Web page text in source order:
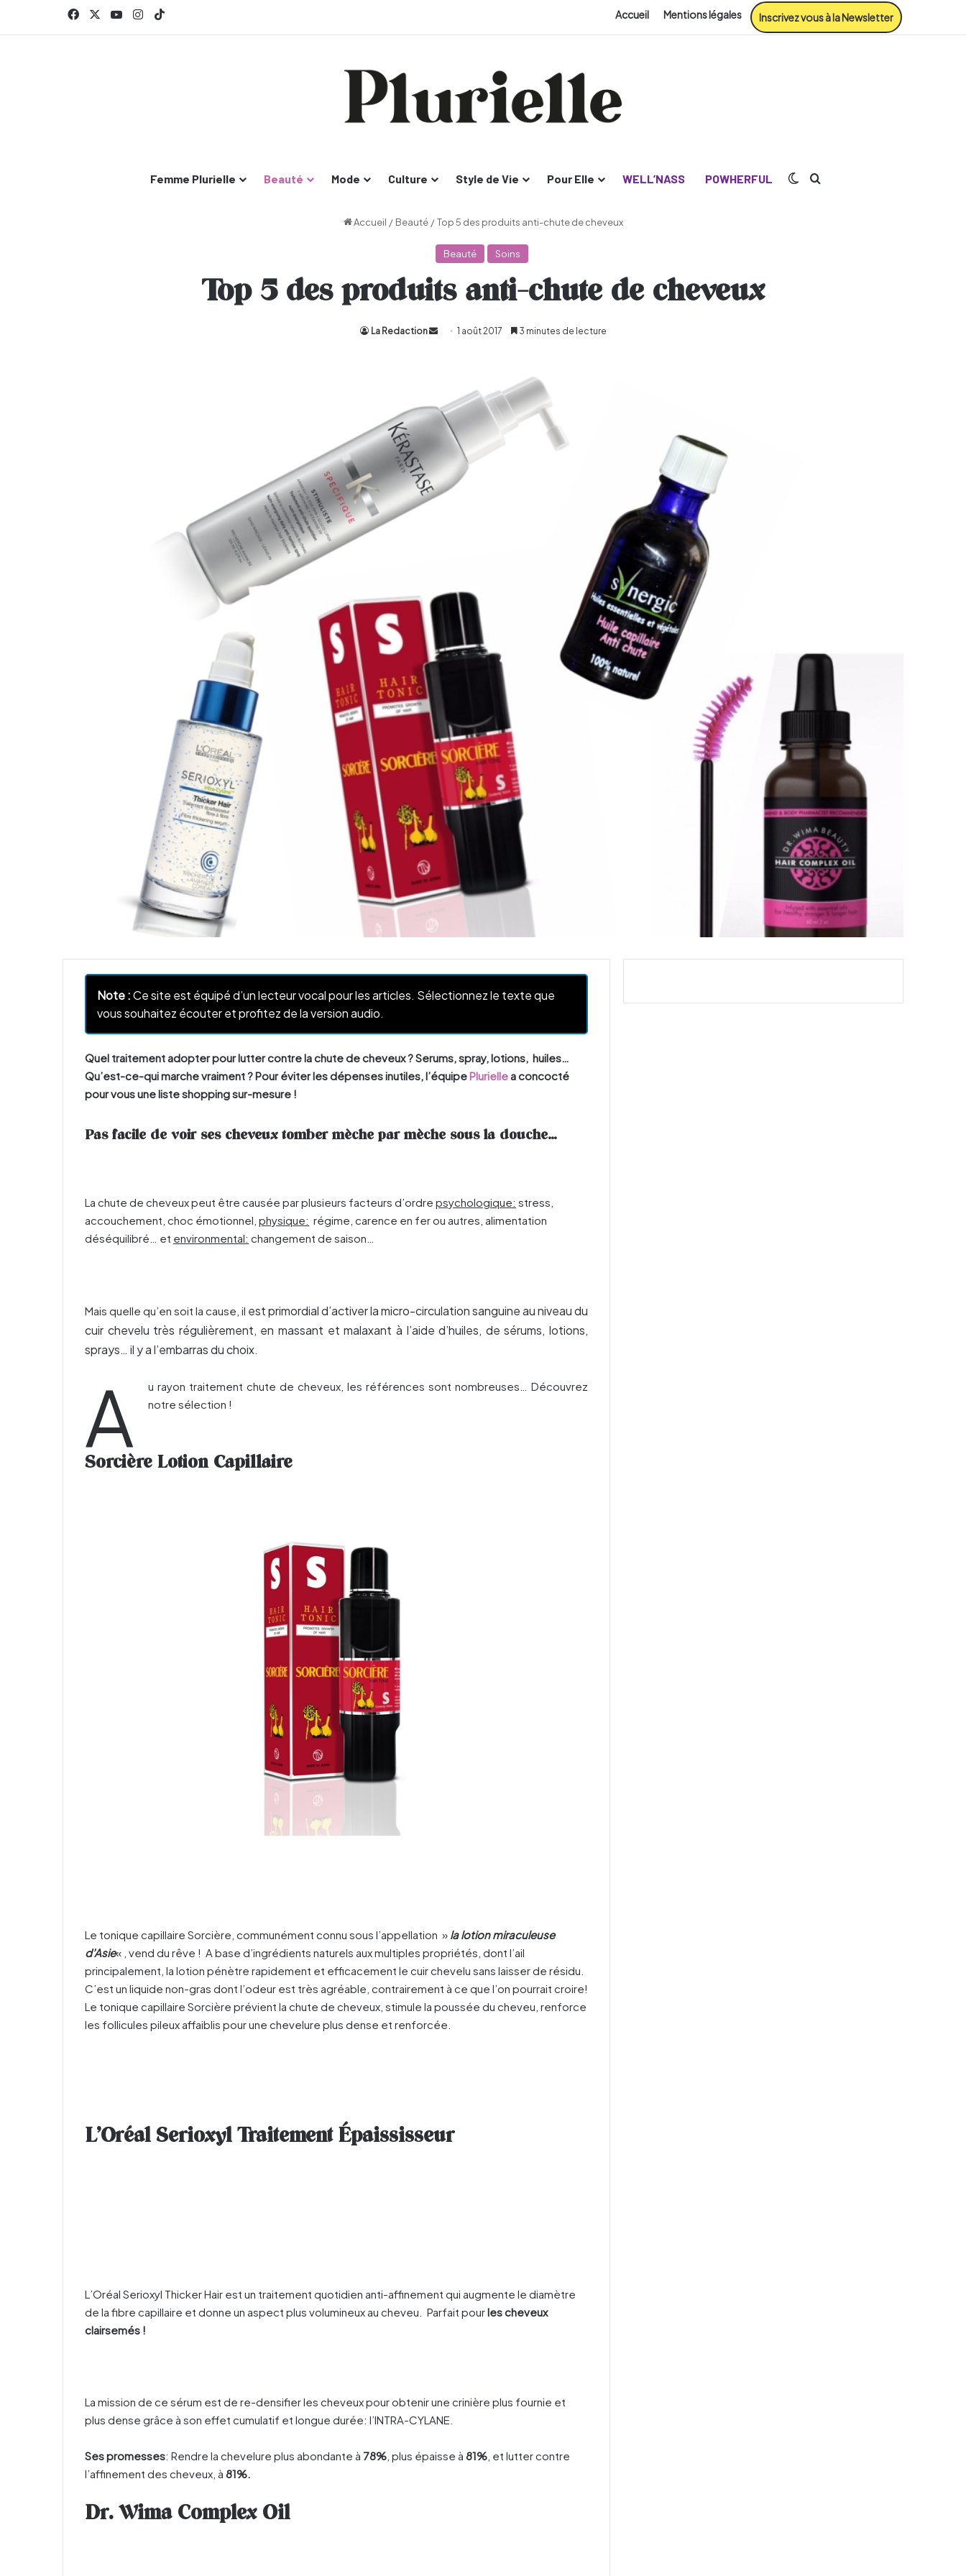
FacebookYouTubeInstagram Accueil Mentions légales Inscrivez vous à la Newsletter
Femme Plurielle Beauté Mode Culture Style de Vie Pour Elle WELL’NASS POWHERFUL Switch skin
Accueil / Beauté / Top 5 des produits anti-chute de cheveux
Beauté Soins
Top 5 des produits anti-chute de cheveux
La Redaction
Envoyer1 août 2017 3 minutes de lecture
Note :Ce site est équipé d’un lecteur vocal pour les articles. Sélectionnez le texte que
vous souhaitez écouter et profitez de la version audio.
Quel traitement adopter pour lutter contre la chute de cheveux ? Serums, spray, lotions, huiles…
Qu’est-ce-qui marche vraiment ? Pour éviter les dépenses inutiles, l’équipePluriellea concocté
pour vous une liste shopping sur-mesure !
Pas facile de voir ses cheveux tomber mèche par mèche sous la douche…
La chute de cheveux peut être causée par plusieurs facteurs d’ordre psychologique: stress,
accouchement, choc émotionnel, physique: régime, carence en fer ou autres, alimentation
déséquilibré… et environmental: changement de saison…
Mais quelle qu’en soit la cause, il est primordial d’activer la micro-circulation sanguine au niveau du
cuir chevelu très régulièrement, en massant et malaxant à l’aide d’huiles, de sérums, lotions,
sprays… il y a l’embarras du choix.
A
u rayon traitement chute de cheveux, les références sont nombreuses… Découvrez
notre sélection !
Sorcière Lotion Capillaire
Le tonique capillaire Sorcière, communément connu sous l’appellation » la lotion miraculeuse
d’Asie« , vend du rêve ! A base d’ingrédients naturels aux multiples propriétés, dont l’ail
principalement, la lotion pénètre rapidement et efficacement le cuir chevelu sans laisser de résidu.
C’est un liquide non-gras dont l’odeur est très agréable, contrairement à ce que l’on pourrait croire!
Le tonique capillaire Sorcière prévient la chute de cheveux, stimule la poussée du cheveu, renforce
les follicules pileux affaiblis pour une chevelure plus dense et renforcée.
L’Oréal Serioxyl Traitement Épaississeur
L’Oréal Serioxyl Thicker Hair est un traitement quotidien anti-affinement qui augmente le diamètre
de la fibre capillaire et donne un aspect plus volumineux au cheveu. Parfait pourles cheveux
clairsemés !
La mission de ce sérum est de re-densifier les cheveux pour obtenir une crinière plus fournie et
plus dense grâce à son effet cumulatif et longue durée: l’INTRA-CYLANE.
Ses promesses: Rendre la chevelure plus abondante à 78% , plus épaisse à 81% , et lutter contre
l’affinement des cheveux, à 81%.
Dr. Wima Complex Oil